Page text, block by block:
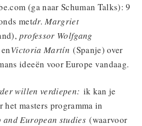
(ga naar Schuman Talks): 9
metdr. Margriet
professor Wolfgang
Victoria Martín(Spanje) over
ideeën voor Europe vandaag.
willen verdiepen: ik kan je
het masters programma in
European studies(waarvoor